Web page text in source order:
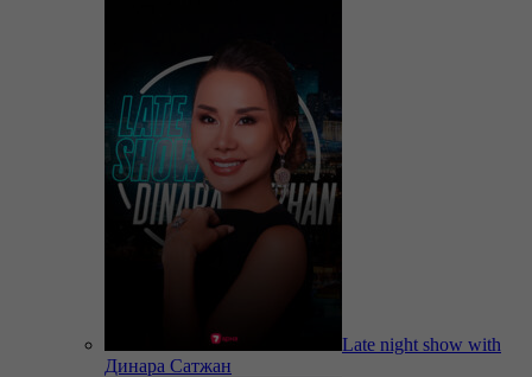
Late night show with
Динара Сатжан